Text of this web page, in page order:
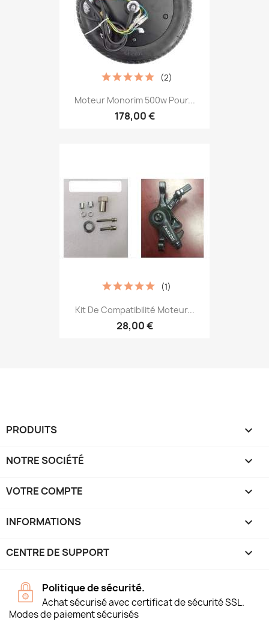
Moteur Monorim 500w Pour...
178,00 €
(2)
Kit De Compatibilité Moteur...
28,00 €
(1)
PRODUITS 
NOTRE SOCIÉTÉ 
VOTRE COMPTE 
INFORMATIONS keyboard_arrow_down
CENTRE DE SUPPORT 
Politique de sécurité.
Achat sécurisé avec certificat de sécurité SSL.
Modes de paiement sécurisés